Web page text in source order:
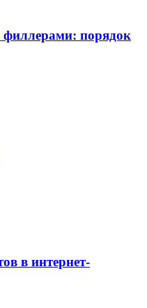
филлерами: порядок
в интернет-